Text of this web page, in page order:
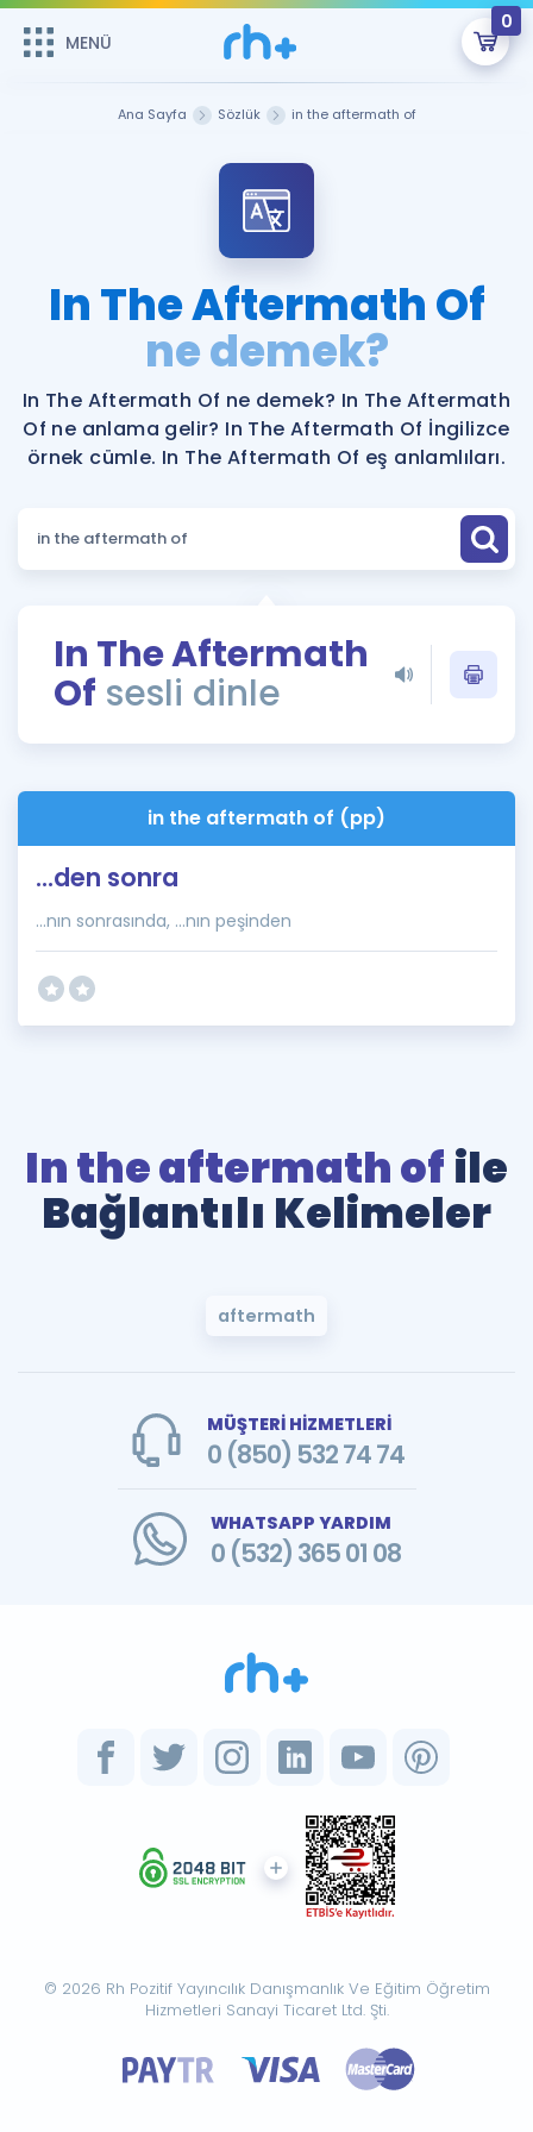
MENÜ
0
Şifremi Hatırlamıyorum
Sepetin Şu An Boş.
Remzi Hoca ile seni sınava hazırlayacak onlarca eğitim seni
bekliyor!
MENÜ
Faydalı Araçlar
Ücretsiz Kaynaklar
ÖSYM Sınav Takvimi
Kampanyalar
İngilizce Gramer
Blog
İngilizce Gramer
Ana Sayfa Sözlük in the aftermath of
In The Aftermath Of
ne demek?
In The Aftermath Of ne demek? In The Aftermath
Of ne anlama gelir? In The Aftermath Of İngilizce
örnek cümle. In The Aftermath Of eş anlamlıları.
In The Aftermath
Of sesli dinle
in the aftermath of (pp)
...den sonra
...nın sonrasında, ...nın peşinden
In the aftermath of ile
Bağlantılı Kelimeler
aftermath
MÜŞTERİ HİZMETLERİ
0 (850) 532 74 74
WHATSAPP YARDIM
0 (532) 365 01 08
© 2026 Rh Pozitif Yayıncılık Danışmanlık Ve Eğitim Öğretim
Hizmetleri Sanayi Ticaret Ltd. Şti.